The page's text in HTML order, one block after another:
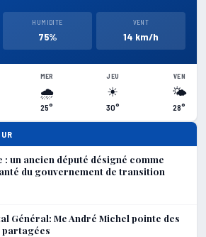
HUMIDITE
75%
VENT
14 km/h
MER
🌧
25°
JEU
☀
30°
VEN
🌤
28°
un ancien député désigné comme
du gouvernement de transition
Général: Me André Michel pointe des